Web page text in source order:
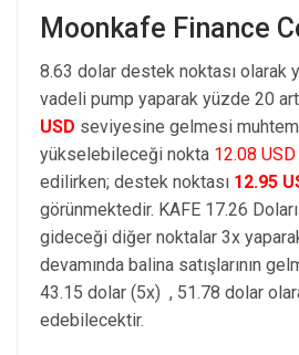
Moonkafe Finance
8.63 dolar destek noktası olarak
vadeli pump yaparak yüzde 20
USD seviyesine gelmesi
yükselebileceği nokta 12.08 USD
edilirken; destek noktası 12.95
görünmektedir. KAFE 17.26
gideceği diğer noktalar 3x
devamında balina satışlarının
43.15 dolar (5x) , 51.78 dolar
edebilecektir.